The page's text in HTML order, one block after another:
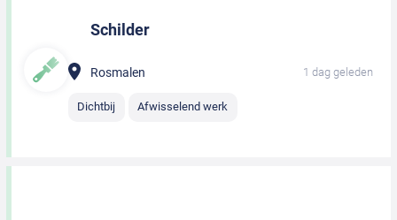
Schilder
Rosmalen 1 dag geleden
Dichtbij Afwisselend werk